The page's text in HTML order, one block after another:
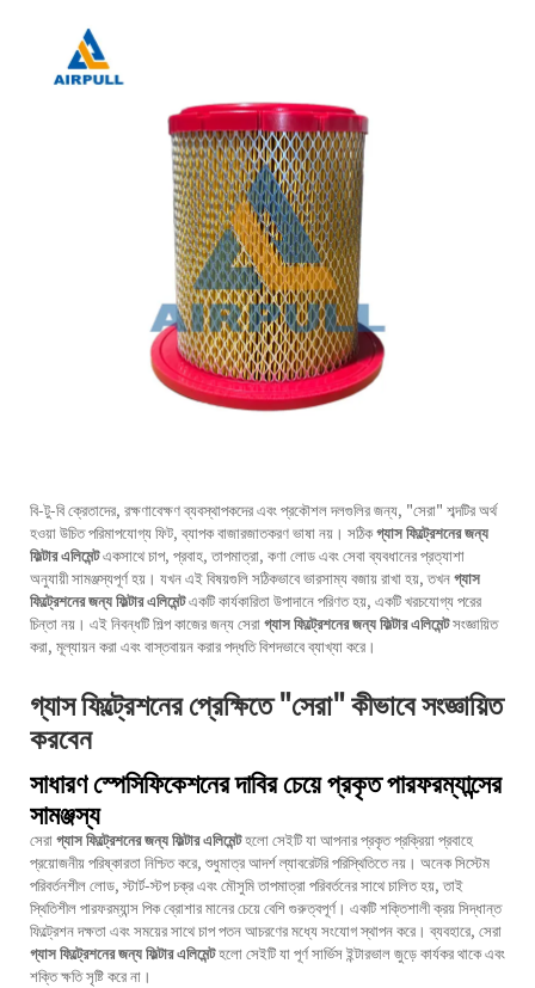
বি-টু-বি ক্রেতাদের, রক্ষণাবেক্ষণ ব্যবস্থাপকদের এবং প্রকৌশল দলগুলির জন্য, "সেরা" শব্দটির অর্থ
হওয়া উচিত পরিমাপযোগ্য ফিট, ব্যাপক বাজারজাতকরণ ভাষা নয়। সঠিকগ্যাস ফিল্ট্রেশনের জন্য
ফিল্টার এলিমেন্টএকসাথে চাপ, প্রবাহ, তাপমাত্রা, কণা লোড এবং সেবা ব্যবধানের প্রত্যাশা
অনুযায়ী সামঞ্জস্যপূর্ণ হয়। যখন এই বিষয়গুলি সঠিকভাবে ভারসাম্য বজায় রাখা হয়, তখনগ্যাস
ফিল্ট্রেশনের জন্য ফিল্টার এলিমেন্টএকটি কার্যকারিতা উপাদানে পরিণত হয়, একটি খরচযোগ্য পরের
চিন্তা নয়। এই নিবন্ধটি শিল্প কাজের জন্য সেরাগ্যাস ফিল্ট্রেশনের জন্য ফিল্টার এলিমেন্টসংজ্ঞায়িত
করা, মূল্যায়ন করা এবং বাস্তবায়ন করার পদ্ধতি বিশদভাবে ব্যাখ্যা করে।
গ্যাস ফিল্ট্রেশনের প্রেক্ষিতে "সেরা" কীভাবে সংজ্ঞায়িত
করবেন
সাধারণ স্পেসিফিকেশনের দাবির চেয়ে প্রকৃত পারফরম্যান্সের
সামঞ্জস্য
সেরাগ্যাস ফিল্ট্রেশনের জন্য ফিল্টার এলিমেন্টহলো সেইটি যা আপনার প্রকৃত প্রক্রিয়া প্রবাহে
প্রয়োজনীয় পরিষ্কারতা নিশ্চিত করে, শুধুমাত্র আদর্শ ল্যাবরেটরি পরিস্থিতিতে নয়। অনেক সিস্টেম
পরিবর্তনশীল লোড, স্টার্ট-স্টপ চক্র এবং মৌসুমি তাপমাত্রা পরিবর্তনের সাথে চালিত হয়, তাই
স্থিতিশীল পারফরম্যান্স পিক ব্রোশার মানের চেয়ে বেশি গুরুত্বপূর্ণ। একটি শক্তিশালী ক্রয় সিদ্ধান্ত
ফিল্ট্রেশন দক্ষতা এবং সময়ের সাথে চাপ পতন আচরণের মধ্যে সংযোগ স্থাপন করে। ব্যবহারে, সেরা
গ্যাস ফিল্ট্রেশনের জন্য ফিল্টার এলিমেন্টহলো সেইটি যা পূর্ণ সার্ভিস ইন্টারভাল জুড়ে কার্যকর থাকে এবং
শক্তি ক্ষতি সৃষ্টি করে না।